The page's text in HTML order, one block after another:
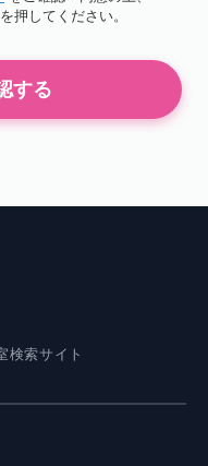
押してください。
する
検索サイト